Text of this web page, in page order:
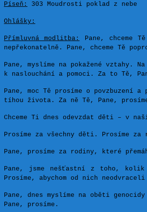
Píseň: 303 Moudrosti poklad z nebe
Ohlášky:
Přímluvná modlitba:
Pane, chceme
nepřekonatelně. Pane, chceme Tě
Pane, myslíme na pokažené vztahy.
k naslouchání a pomoci. Za to Tě,
Pane, moc Tě prosíme o
tíhou života. Za ně Tě, Pane,
Chceme Ti dnes odevzdat děti – v
Prosíme za všechny děti. Prosíme
Pane, prosíme za rodiny, které
Pane, jsme nešťastní z toho,
Prosíme, abychom od nich
Pane, dnes myslíme na oběti
Pane, prosíme.